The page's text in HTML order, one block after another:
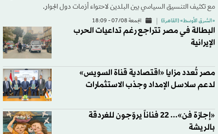
مع تكثيف التنسيق السياسي بين البلدين لاحتواء أزمات دول الجوار.
«الشرق الأوسط» (القاهرة) الجمعة 07/08 - 18:09
البطالة في مصر تتراجع رغم تداعيات الحرب
الإيرانية
مصر تُعدد مزايا «اقتصادية قناة السويس»
لدعم سلاسل الإمداد وجذب الاستثمارات
«إجازة فن»... 22 فناناً يروّجون للغردقة
بالريشة